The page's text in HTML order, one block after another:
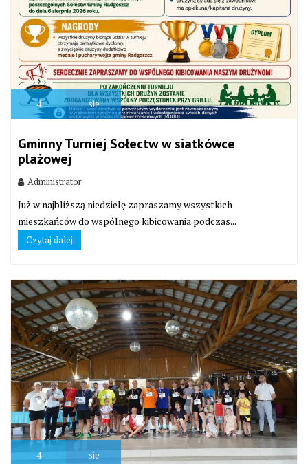
4 sie
Gminny Turniej Sołectw w siatkówce
plażowej
Administrator
Już w najbliższą niedzielę zapraszamy wszystkich
mieszkańców do wspólnego kibicowania podczas...
Czytaj dalej
4 sie